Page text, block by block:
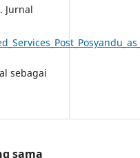
Jurnal
sebagai
sama